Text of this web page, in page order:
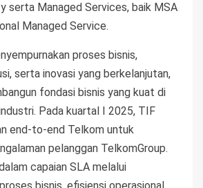
serta Managed Services, baik MSA
Managed Service.
proses bisnis,
serta inovasi yang berkelanjutan,
fondasi bisnis yang kuat di
Pada kuartal I 2025, TIF
end-to-end Telkom untuk
pelanggan TelkomGroup.
capaian SLA melalui